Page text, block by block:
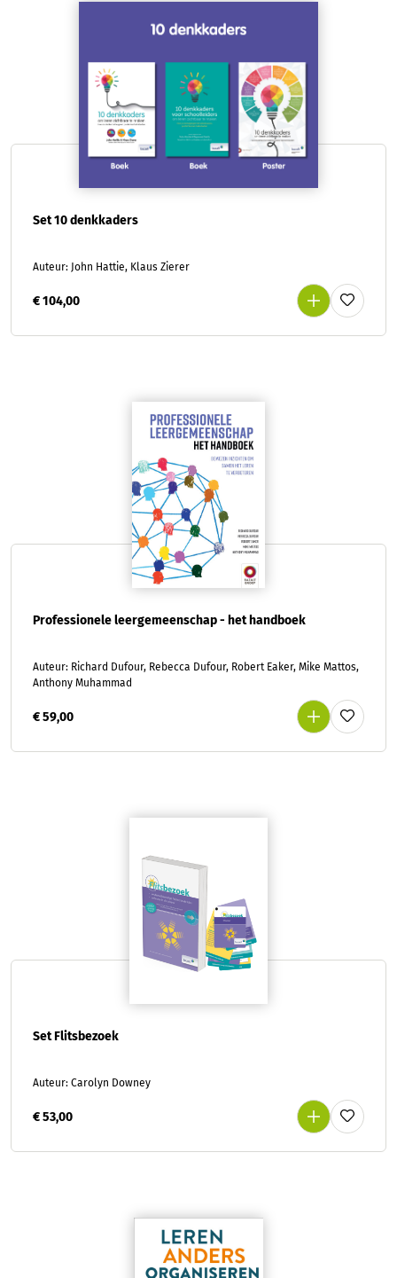
Set 10 denkkaders
Auteur: John Hattie, Klaus Zierer
€ 104,00
Professionele leergemeenschap - het handboek
Auteur: Richard Dufour, Rebecca Dufour, Robert Eaker, Mike Mattos,
Anthony Muhammad
€ 59,00
Set Flitsbezoek
Auteur: Carolyn Downey
€ 53,00